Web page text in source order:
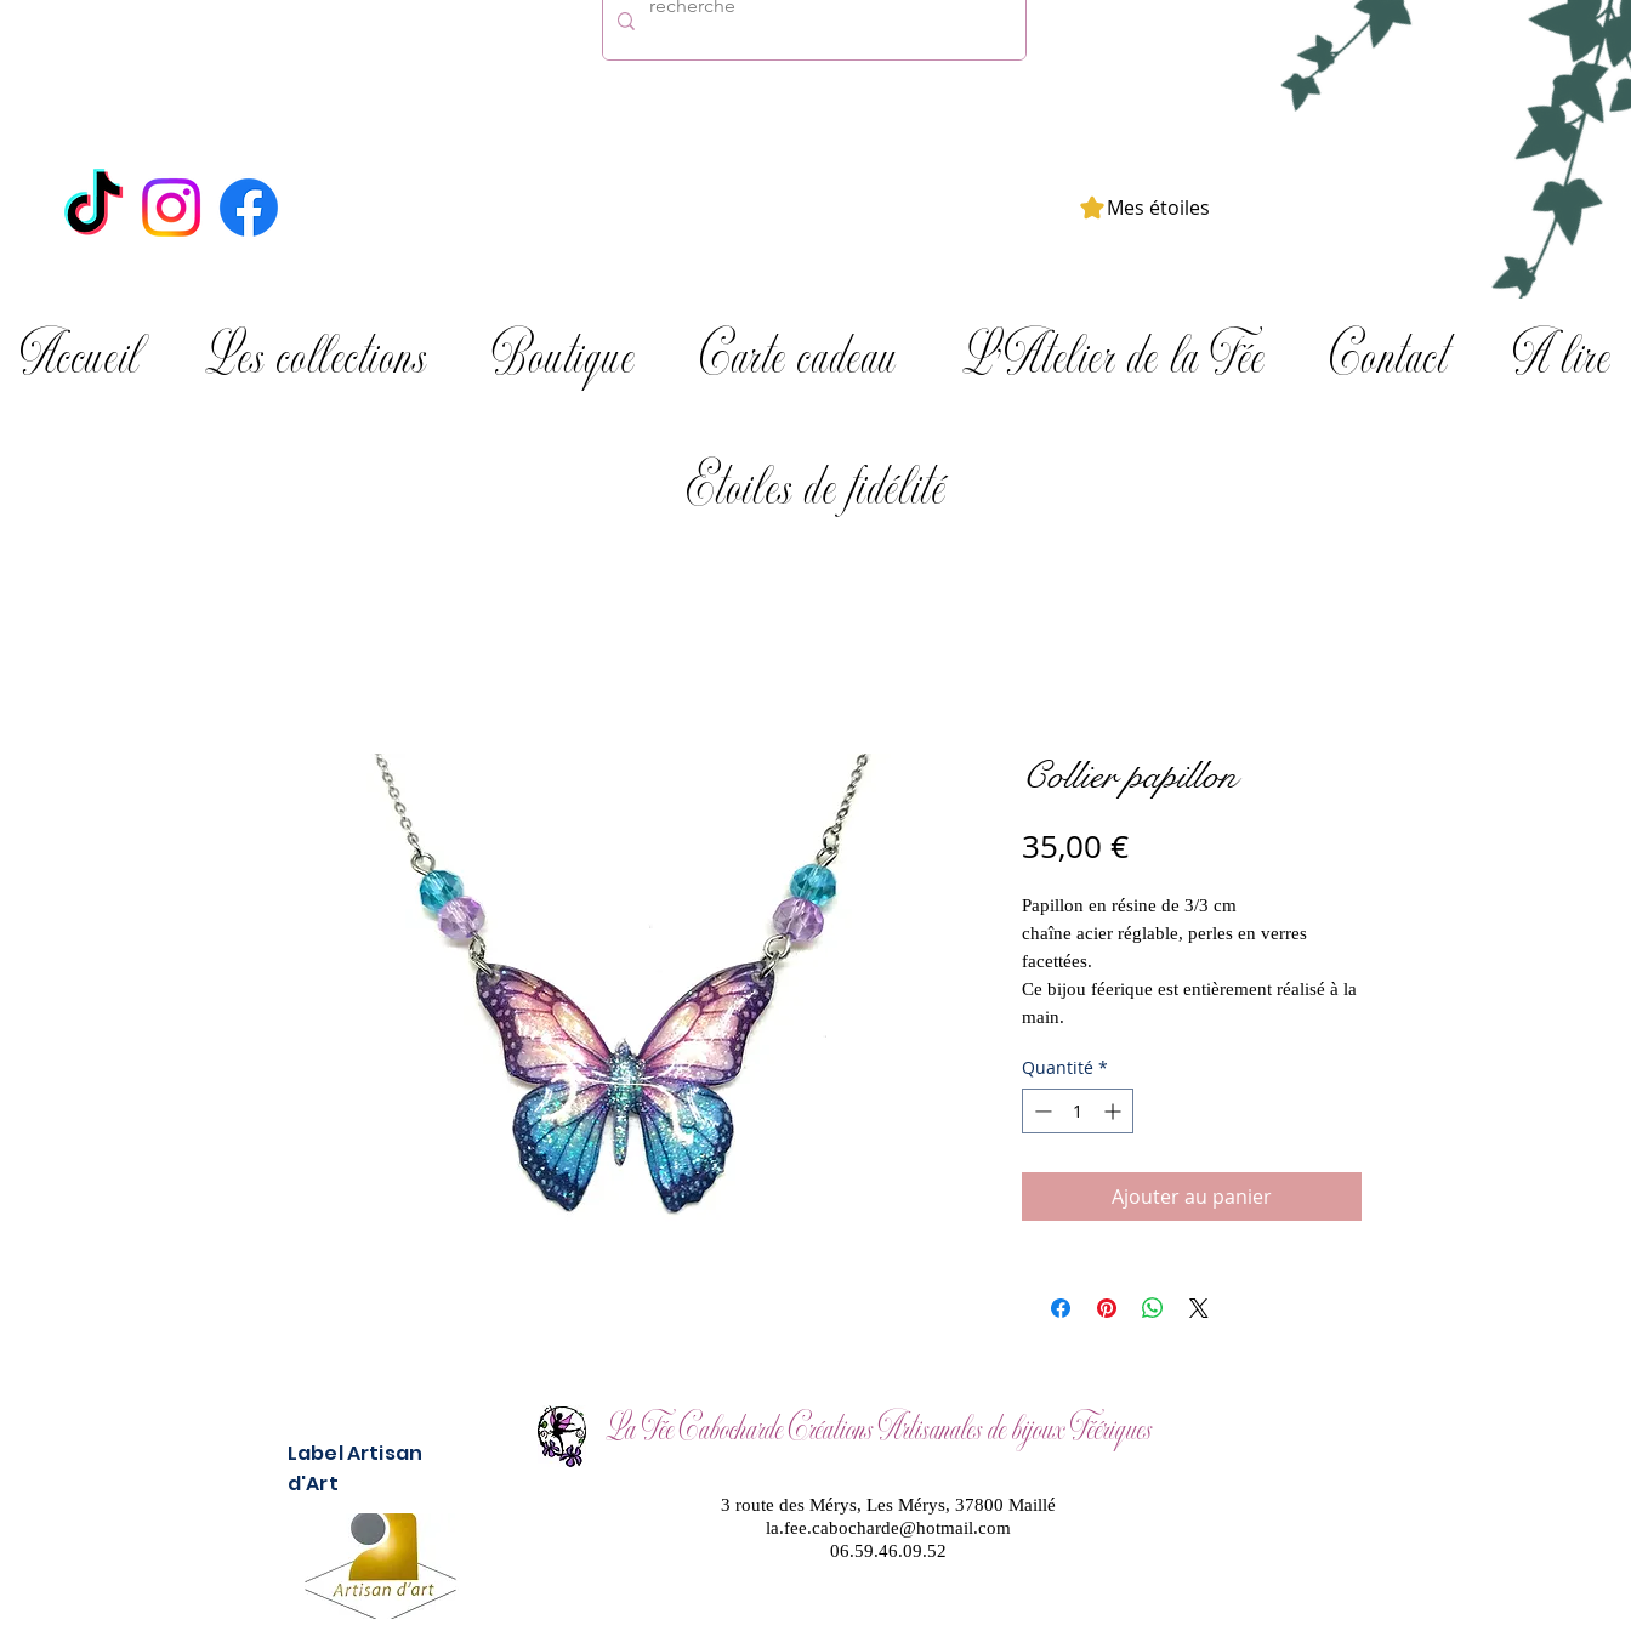
Mes étoiles
Accueil Les collections Boutique Carte cadeau L'Atelier de la Fée Contact
A lire
Etoiles de fidélité
Collier papillon
35,00 €Prix
Papillon en résine de 3/3 cm
chaîne acier réglable, perles en verres
facettées.
Ce bijou féerique est entièrement réalisé à la
main.
Quantité *
Ajouter au panier
Label Artisan
d'Art
La Fée Cabocharde Créations Artisanales de bijoux Féériques
3 route des Mérys, Les Mérys, 37800 Maillé
la.fee.cabocharde@hotmail.com
06.59.46.09.52